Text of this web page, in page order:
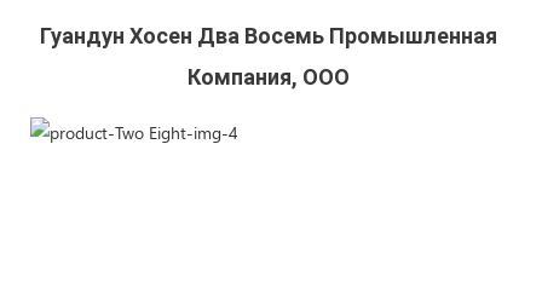
Гуандун Хосен Два Восемь Промышленная
Компания, ООО